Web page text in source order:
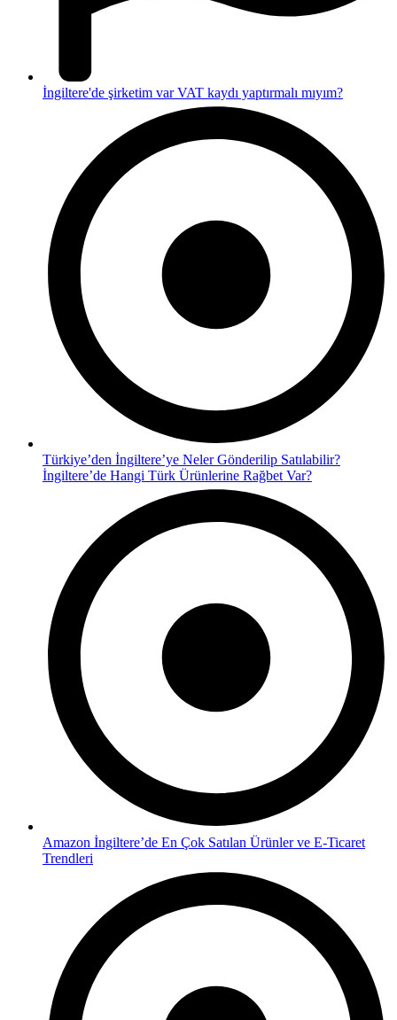
İngiltere'de şirketim var VAT kaydı yaptırmalı mıyım?
Türkiye’den İngiltere’ye Neler Gönderilip Satılabilir?
İngiltere’de Hangi Türk Ürünlerine Rağbet Var?
Amazon İngiltere’de En Çok Satılan Ürünler ve E-Ticaret
Trendleri